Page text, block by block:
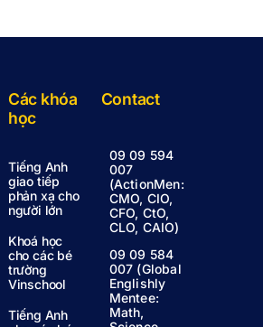
Các khóa
học
Tiếng Anh
giao tiếp
phản xạ cho
người lớn
Khoá học
cho các bé
trường
Vinschool
Tiếng Anh
Contact
09 09 594
007
(ActionMen:
CMO, CIO,
CFO, CtO,
CLO, CAIO)
09 09 584
007 (Global
Englishly
Mentee:
Math,